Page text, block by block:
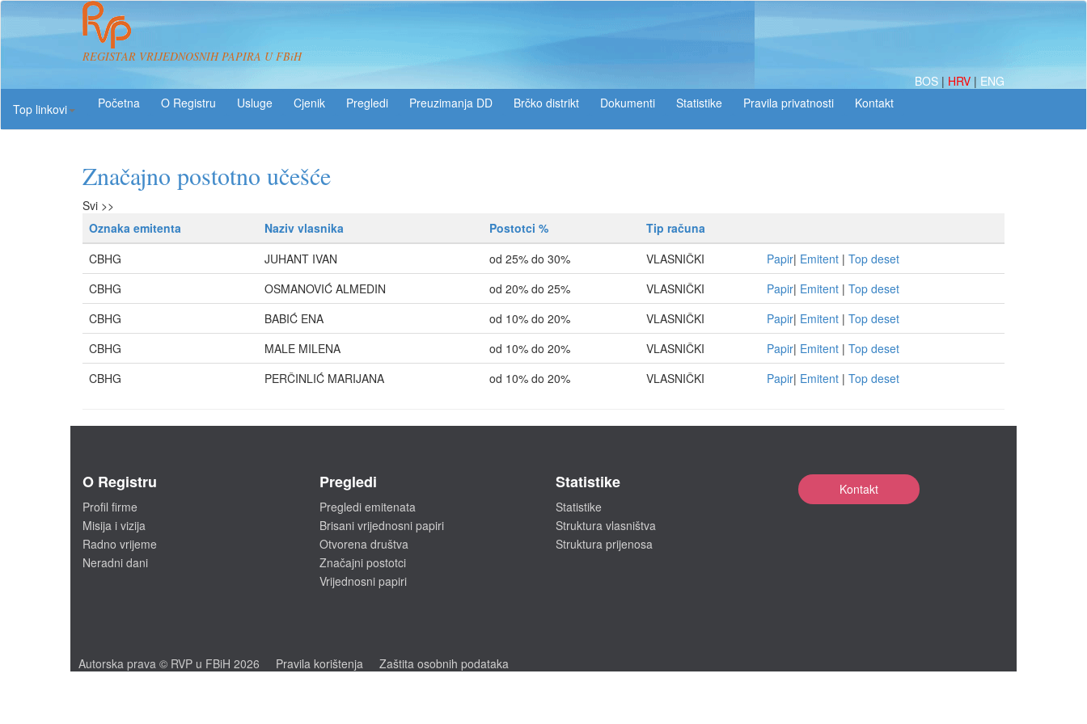
REGISTAR VRIJEDNOSNIH PAPIRA U FBiH
BOS | HRV | ENG
Top linkovi
O Registru Usluge Pregledi Preuzimanja DD Brčko distrikt Dokumenti Statistike
Značajno postotno učešće
Svi >>
Oznaka emitenta
Naziv vlasnika Postotci %
Tip računa
CBHG
JUHANT IVAN od 25% do 30% VLASNIČKI Papir| Emitent | Top deset
CBHG
OSMANOVIĆ ALMEDIN od 20% do 25% VLASNIČKI Papir| Emitent | Top deset
CBHG
BABIĆ ENA od 10% do 20% VLASNIČKI Papir| Emitent | Top deset
CBHG
MALE MILENA od 10% do 20% VLASNIČKI Papir| Emitent | Top deset
CBHG
PERČINLIĆ MARIJANA od 10% do 20% VLASNIČKI Papir| Emitent | Top deset
O Registru
Profil firme
Misija i vizija
Radno vrijeme
Neradni dani
Pregledi
Pregledi emitenata
Brisani vrijednosni papiri
Otvorena društva
Značajni postotci
Vrijednosni papiri
Statistike
Statistike
Struktura vlasništva
Struktura prijenosa
Kontakt
Autorska prava © RVP u FBiH 2026 Pravila korištenja Zaštita osobnih podataka